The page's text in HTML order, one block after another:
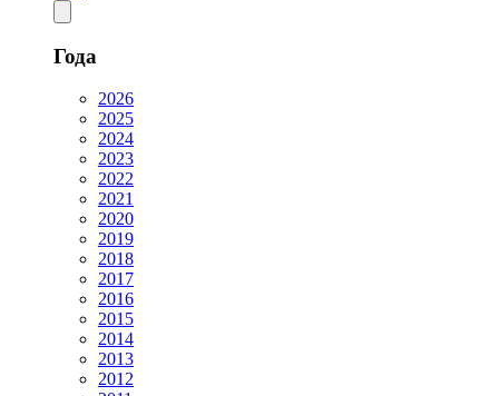
Года
2026
2025
2024
2023
2022
2021
2020
2019
2018
2017
2016
2015
2014
2013
2012